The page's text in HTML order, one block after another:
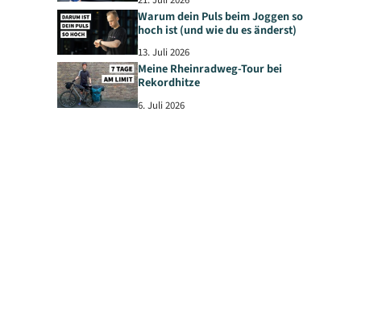
Warum dein Puls beim Joggen so
hoch ist (und wie du es änderst)
13. Juli 2026
Meine Rheinradweg-Tour bei
Rekordhitze
6. Juli 2026